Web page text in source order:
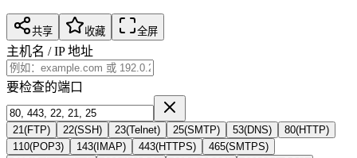
共享 收藏 全屏
主机名 / IP 地址
要检查的端口
21 (FTP) 22(SSH) 23(Telnet) 25(SMTP) 53(DNS) 80(HTTP)
110(POP3) 143( IMAP) 443(HTTPS) 465(SMTPS)